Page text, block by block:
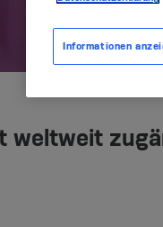
weltweit
Informationen